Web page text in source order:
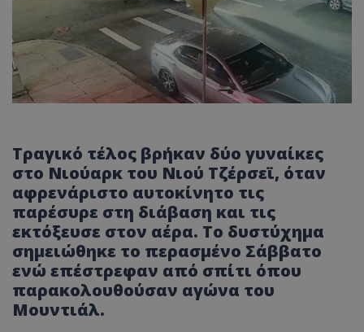
Τραγικό τέλος βρήκαν δύο γυναίκες
στο Νιούαρκ του Νιού Τζέρσεϊ, όταν
αφρενάριστο αυτοκίνητο τις
παρέσυρε στη διάβαση και τις
εκτόξευσε στον αέρα. Το δυστύχημα
σημειώθηκε το περασμένο Σάββατο
ενώ επέστρεφαν από σπίτι όπου
παρακολουθούσαν αγώνα του
Μουντιάλ.